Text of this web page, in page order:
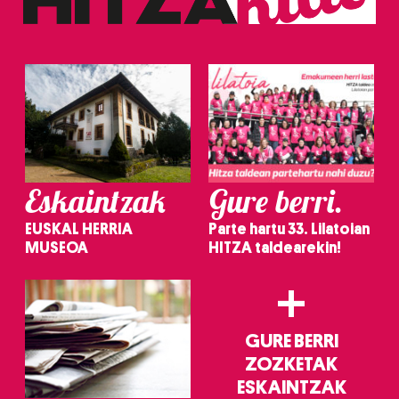
erabiltzeko baimen esplizitua ematen diguzu.
Gehiago
irakurri
Eskaintzak
EUSKAL HERRIA
MUSEOA
Gure berri.
Parte hartu 33. Lilatoian
HITZA taldearekin!
+
GURE BERRI
ZOZKETAK
ESKAINTZAK